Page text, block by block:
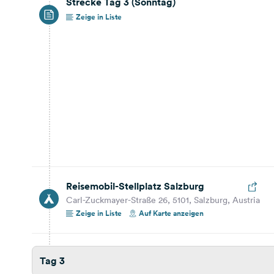
Carl-Zuckmayer-Straße 26, 5101, Salzburg, Austria
Reisebericht ansehen
Auf Karte anzeigen
Zeige in Liste
Reisemobil-Stellplatz Salzburg
Carl-Zuckmayer-Straße 26, 5101, Salzburg, Austria
Zeige in Liste
Auf Karte anzeigen
Tag 3